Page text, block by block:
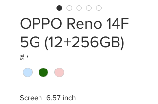
OPPO Reno 14F
5G (12+256GB)
สี *
Screen 6.57 inch